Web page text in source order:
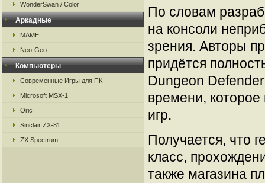
WonderSwan / Color
Аркадные
MAME
Neo-Geo
Компьютеры
Современные Игры для ПК
Microsoft MSX-1
Oric
Sinclair ZX-81
ZX Spectrum
По словам
на консоли
зрения. Авторы
придётся
Dungeon
времени,
игр.
Получается, что
класс,
также магазина